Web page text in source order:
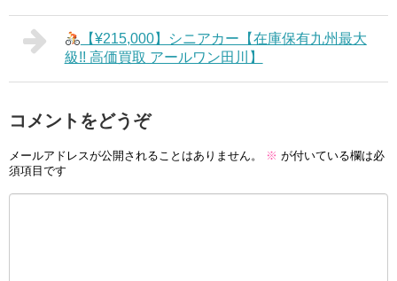
【¥215,000】シニアカー【在庫保有九州最大
級!! 高価買取 アールワン田川】
コメントをどうぞ
メールアドレスが公開されることはありません。 ※ が付いている欄は必
須項目です